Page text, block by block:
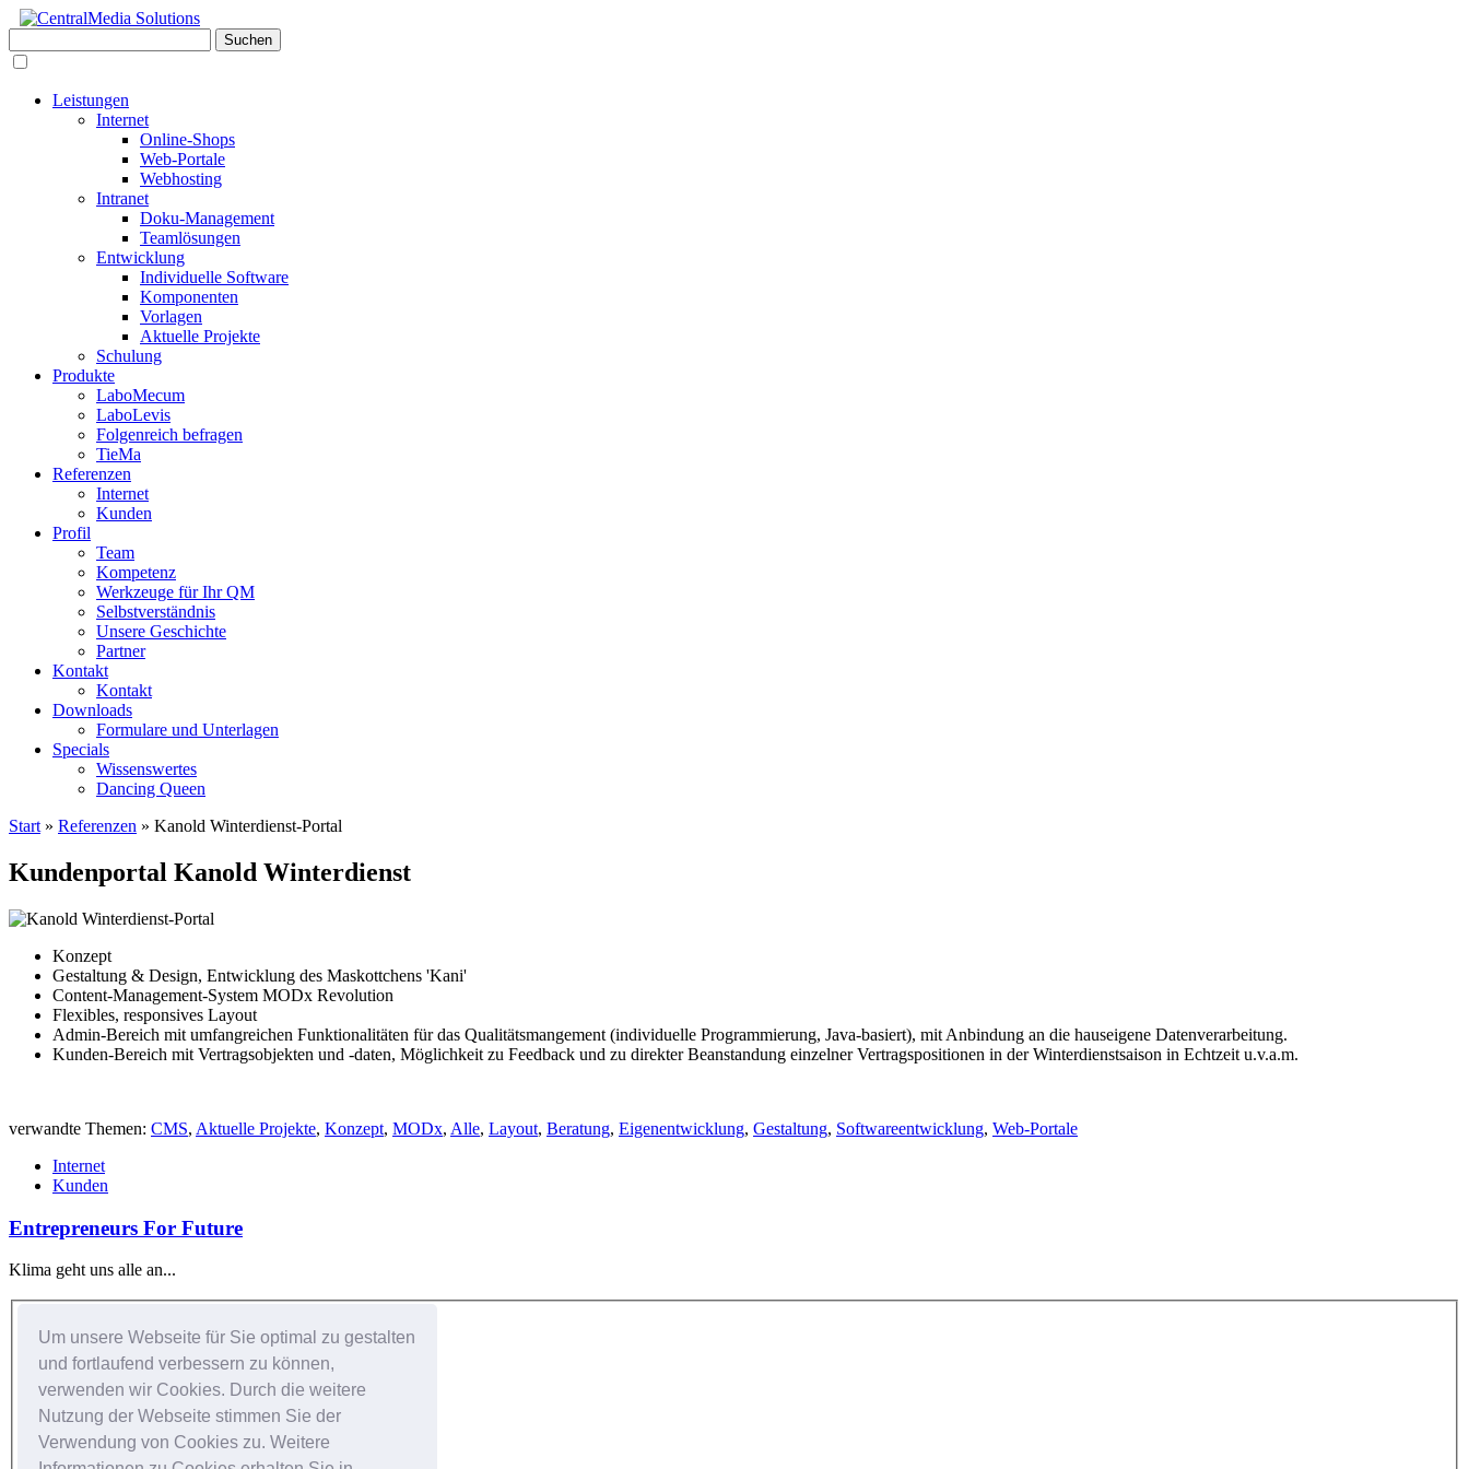
Um unsere Webseite für Sie optimal zu gestalten
und fortlaufend verbessern zu können,
verwenden wir Cookies. Durch die weitere
Nutzung der Webseite stimmen Sie der
Verwendung von Cookies zu. Weitere
Leistungen
Internet
Online-Shops
Web-Portale
Webhosting
Intranet
Doku-Management
Teamlösungen
Entwicklung
Individuelle Software
Komponenten
Vorlagen
Aktuelle Projekte
Schulung
Produkte
LaboMecum
LaboLevis
Folgenreich befragen
TieMa
Referenzen
Internet
Kunden
Profil
Team
Kompetenz
Werkzeuge für Ihr QM
Selbstverständnis
Unsere Geschichte
Partner
Kontakt
Kontakt
Downloads
Formulare und Unterlagen
Specials
Wissenswertes
Dancing Queen
Start » Referenzen » Kanold Winterdienst-Portal
Kundenportal Kanold Winterdienst
Konzept
Gestaltung & Design, Entwicklung des Maskottchens 'Kani'
Content-Management-System MODx Revolution
Flexibles, responsives Layout
Admin-Bereich mit umfangreichen Funktionalitäten für das Qualitätsmangement (individuelle Programmierung, Java-basiert), mit Anbindung an die hauseigene Datenverarbeitung.
Kunden-Bereich mit Vertragsobjekten und -daten, Möglichkeit zu Feedback und zu direkter Beanstandung einzelner Vertragspositionen in der Winterdienstsaison in Echtzeit u.v.a.m.
verwandte Themen: CMS, Aktuelle Projekte, Konzept, MODx, Alle, Layout, Beratung, Eigenentwicklung, Gestaltung, Softwareentwicklung, Web-Portale
Internet
Kunden
Entrepreneurs For Future
Klima geht uns alle an...
Kundenlogin
Benutzer:
Passwort: